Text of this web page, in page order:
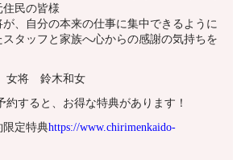
民の皆様
、自分の本来の仕事に集中できるように
タッフと家族へ心からの感謝の気持ちを
将 鈴木和女
約すると、お得な特典があります！
定特典https://www.chirimenkaido-